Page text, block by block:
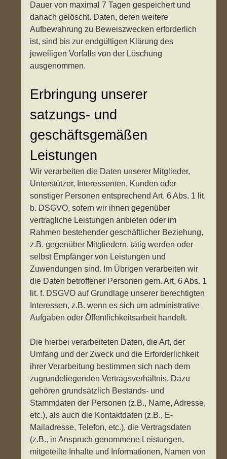
Dauer von maximal 7 Tagen gespeichert und
danach gelöscht. Daten, deren weitere
Aufbewahrung zu Beweiszwecken erforderlich
ist, sind bis zur endgültigen Klärung des
jeweiligen Vorfalls von der Löschung
ausgenommen.
Erbringung unserer
satzungs- und
geschäftsgemäßen
Leistungen
Wir verarbeiten die Daten unserer Mitglieder,
Unterstützer, Interessenten, Kunden oder
sonstiger Personen entsprechend Art. 6 Abs. 1 lit.
b. DSGVO, sofern wir ihnen gegenüber
vertragliche Leistungen anbieten oder im
Rahmen bestehender geschäftlicher Beziehung,
z.B. gegenüber Mitgliedern, tätig werden oder
selbst Empfänger von Leistungen und
Zuwendungen sind. Im Übrigen verarbeiten wir
die Daten betroffener Personen gem. Art. 6 Abs. 1
lit. f. DSGVO auf Grundlage unserer berechtigten
Interessen, z.B. wenn es sich um administrative
Aufgaben oder Öffentlichkeitsarbeit handelt.
Die hierbei verarbeiteten Daten, die Art, der
Umfang und der Zweck und die Erforderlichkeit
ihrer Verarbeitung bestimmen sich nach dem
zugrundeliegenden Vertragsverhältnis. Dazu
gehören grundsätzlich Bestands- und
Stammdaten der Personen (z.B., Name, Adresse,
etc.), als auch die Kontaktdaten (z.B., E-
Mailadresse, Telefon, etc.), die Vertragsdaten
(z.B., in Anspruch genommene Leistungen,
mitgeteilte Inhalte und Informationen, Namen von